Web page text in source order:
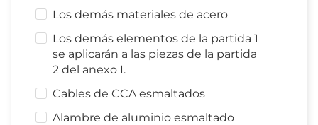
Los demás materiales de acero
Los demás elementos de la partida 1
se aplicarán a las piezas de la partida
2 del anexo I.
Cables de CCA esmaltados
Alambre de aluminio esmaltado